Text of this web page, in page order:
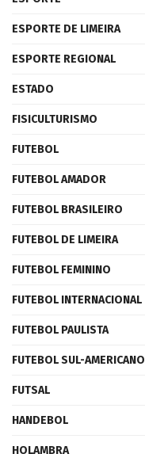
ESPORTE DE LIMEIRA
ESPORTE REGIONAL
ESTADO
FISICULTURISMO
FUTEBOL
FUTEBOL AMADOR
FUTEBOL BRASILEIRO
FUTEBOL DE LIMEIRA
FUTEBOL FEMININO
FUTEBOL INTERNACIONAL
FUTEBOL PAULISTA
FUTEBOL SUL-AMERICANO
FUTSAL
HANDEBOL
HOLAMBRA